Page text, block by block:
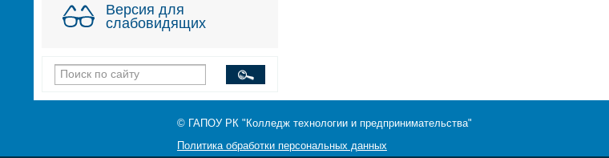
Версия для
слабовидящих
© ГАПОУ РК "Колледж технологии и предпринимательства"
Политика обработки персональных данных